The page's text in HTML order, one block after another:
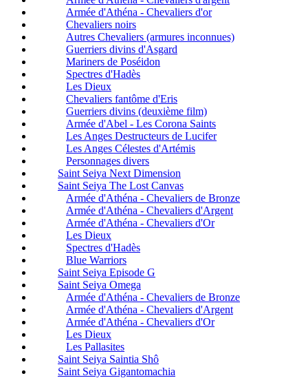
Armée d'Athéna - Chevaliers d'or
Chevaliers noirs
Autres Chevaliers (armures inconnues)
Guerriers divins d'Asgard
Mariners de Poséidon
Spectres d'Hadès
Les Dieux
Chevaliers fantôme d'Eris
Guerriers divins (deuxième film)
Armée d'Abel - Les Corona Saints
Les Anges Destructeurs de Lucifer
Les Anges Célestes d'Artémis
Personnages divers
Saint Seiya Next Dimension
Saint Seiya The Lost Canvas
Armée d'Athéna - Chevaliers de Bronze
Armée d'Athéna - Chevaliers d'Argent
Armée d'Athéna - Chevaliers d'Or
Les Dieux
Spectres d'Hadès
Blue Warriors
Saint Seiya Episode G
Saint Seiya Omega
Armée d'Athéna - Chevaliers de Bronze
Armée d'Athéna - Chevaliers d'Argent
Armée d'Athéna - Chevaliers d'Or
Les Dieux
Les Pallasites
Saint Seiya Saintia Shô
Saint Seiya Gigantomachia